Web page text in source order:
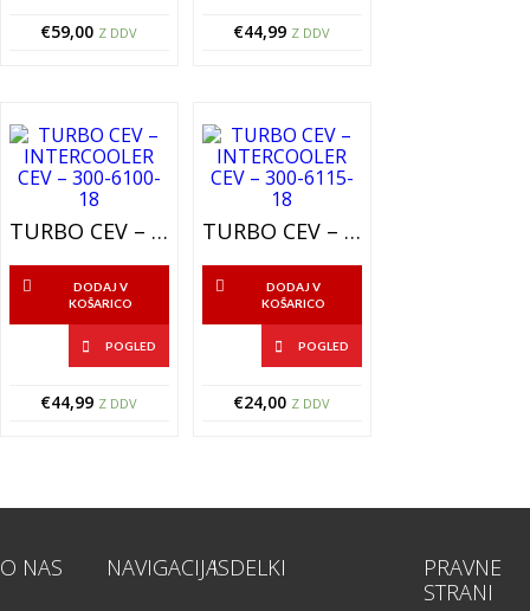
€59,00 Z DDV €44,99 Z DDV
TURBO CEV – INTERCOOLER CEV – 300-6100-18
DODAJ V
KOŠARICO
POGLED
€44,99 Z DDV
TURBO CEV – INTERCOOLER CEV – 300-6115-18
DODAJ V
KOŠARICO
POGLED
€24,00 Z DDV
O NAS NAVIGACIJAISDELKI
PRAVNE
STRANI